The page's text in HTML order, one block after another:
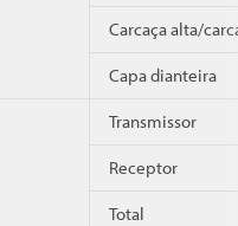
Carcaça alta/
Capa dianteira
Transmissor
Receptor
Total